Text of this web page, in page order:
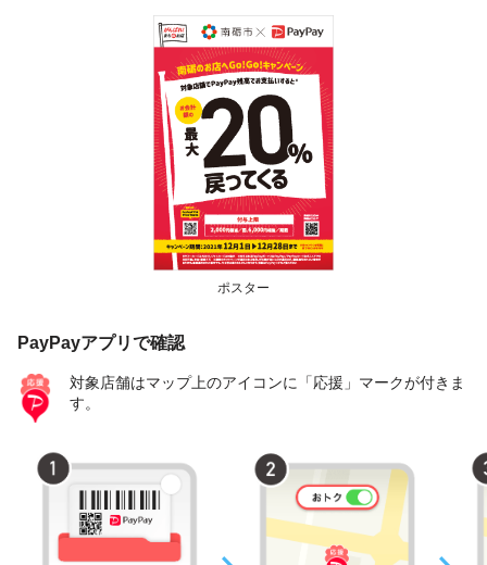
ポスター
PayPayアプリで確認
対象店舗はマップ上のアイコンに「応援」マークが付きま
す。